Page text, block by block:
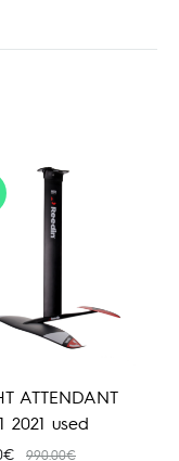
ATTENDANT
2021 used
€ 990.00€